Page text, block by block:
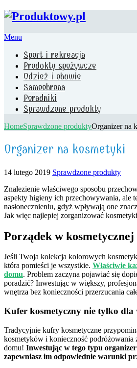
Menu
Sport i rekreacja
Produkty spożywcze
Odzież i obuwie
Samoobrona
Poradniki
Sprawdzone produkty
HomeSprawdzone produktyOrganizer na
Organizer na kosmetyki
14 lutego 2019 Sprawdzone produkty
Znalezienie właściwego sposobu
aspekty higieny ich przechowywania, ale
nasłonecznieniu, gdyż wpływają one
Jak więc najlepiej zorganizować
Porządek w kosmetycznej
Jeśli Twoja kolekcja kolorowych
która pomieści je wszystkie. Właściwie
domu. Problem zaczyna pojawiać się
poradzić? Inwestując w większy,
wnętrza bez konieczności przerzucania
Kufer kosmetyczny nie tylko dla
Tradycyjnie kufry kosmetyczne
kosmetyków i konieczność podróżowania
domu! Inwestując w tego typu
zapewniasz im odpowiednie warunki